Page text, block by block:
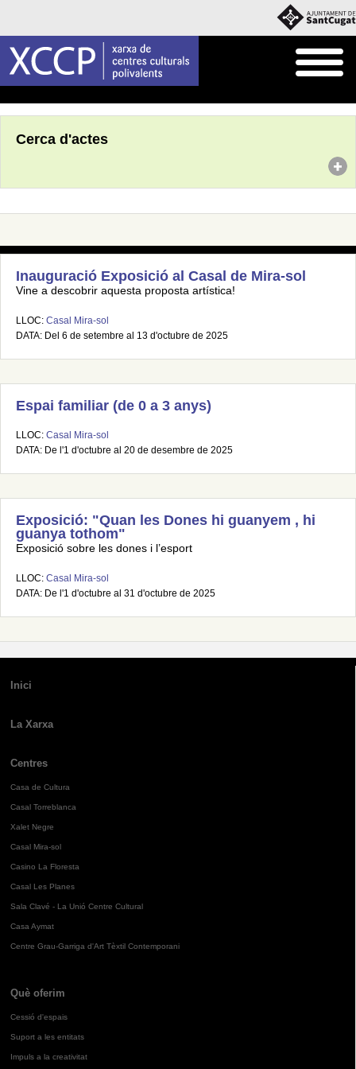
Cerca d'actes
Inauguració Exposició al Casal de Mira-sol
Vine a descobrir aquesta proposta artística!
LLOC: Casal Mira-sol
DATA: Del 6 de setembre al 13 d'octubre de 2025
Espai familiar (de 0 a 3 anys)
LLOC: Casal Mira-sol
DATA: De l'1 d'octubre al 20 de desembre de 2025
Exposició: "Quan les Dones hi guanyem , hi
guanya tothom"
Exposició sobre les dones i l’esport
LLOC: Casal Mira-sol
DATA: De l'1 d'octubre al 31 d'octubre de 2025
Inici
La Xarxa
Centres
Casa de Cultura
Casal Torreblanca
Xalet Negre
Casal Mira-sol
Casino La Floresta
Casal Les Planes
Sala Clavé - La Unió Centre Cultural
Casa Aymat
Centre Grau-Garriga d'Art Tèxtil Contemporani
Què oferim
Cessió d'espais
Suport a les entitats
Impuls a la creativitat